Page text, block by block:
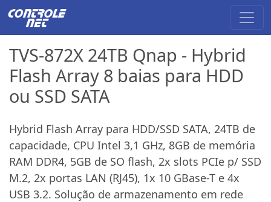
TVS-872X 24TB Qnap - Hybrid
Flash Array 8 baias para HDD
ou SSD SATA
Hybrid Flash Array para HDD/SSD SATA, 24TB de
capacidade, CPU Intel 3,1 GHz, 8GB de memória
RAM DDR4, 5GB de SO flash, 2x slots PCIe p/ SSD
M.2, 2x portas LAN (RJ45), 1x 10 GBase-T e 4x
USB 3.2. Solução de armazenamento em rede